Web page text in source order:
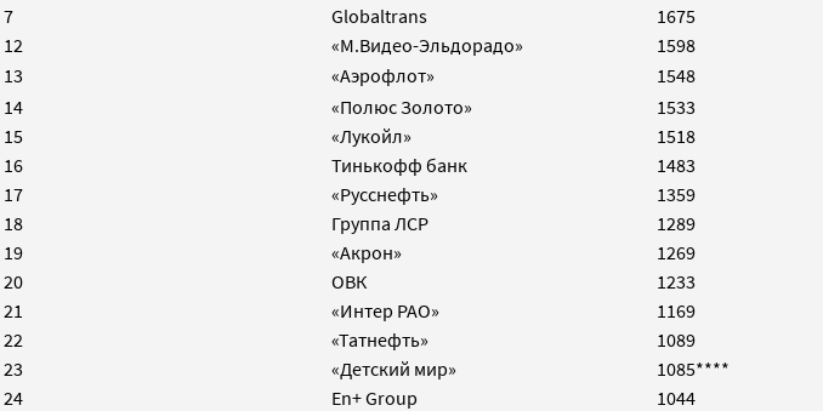
7
Globaltrans 1675
12
«М.Видео-Эльдорадо» 1598
13
«Аэрофлот» 1548
14
«Полюс Золото» 1533
15
«Лукойл» 1518
16
Тинькофф банк 1483
17
«Русснефть» 1359
18
Группа ЛСР 1289
19
«Акрон» 1269
20
ОВК 1233
21
«Интер РАО» 1169
22
«Татнефть» 1089
23
«Детский мир» 1085****
24
En+ Group 1044